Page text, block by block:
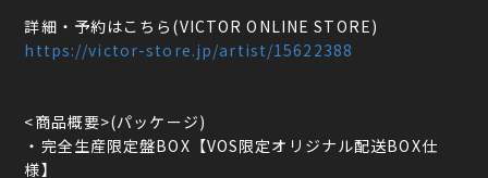
詳細・予約はこちら(VICTOR ONLINE STORE)
https://victor-store.jp/artist/15622388
<商品概要>(パッケージ)
・完全生産限定盤BOX【VOS限定オリジナル配送BOX仕
様】